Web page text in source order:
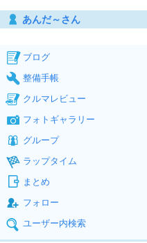
あんだ～さん
ブログ
整備手帳
クルマレビュー
フォトギャラリー
グループ
ラップタイム
まとめ
フォロー
ユーザー内検索